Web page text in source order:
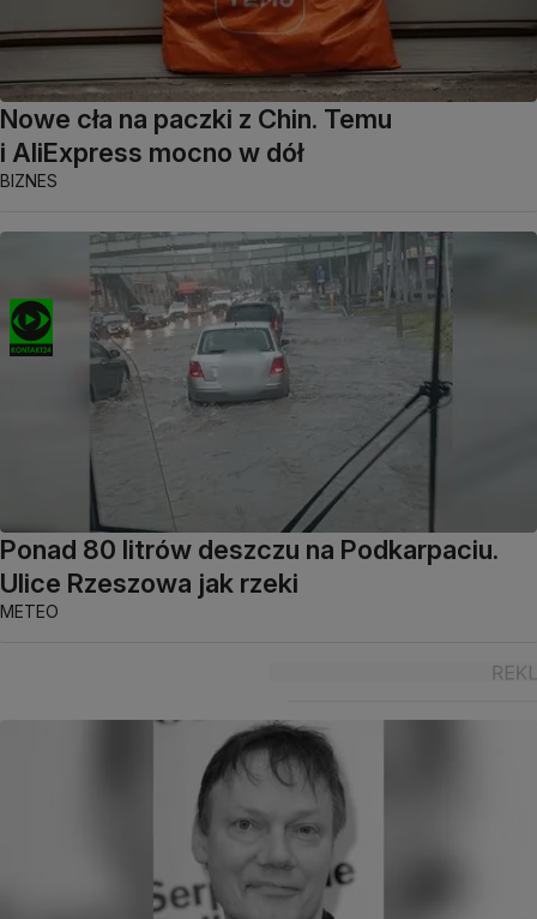
Nowe cła na paczki z Chin. Temu
i AliExpress mocno w dół
BIZNES
Ponad 80 litrów deszczu na Podkarpaciu.
Ulice Rzeszowa jak rzeki
METEO